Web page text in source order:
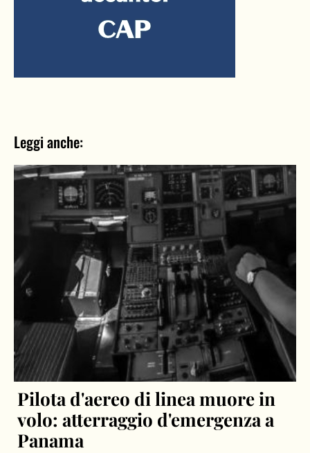
Leggi anche:
Pilota d'aereo di linea muore in
volo: atterraggio d'emergenza a
Panama